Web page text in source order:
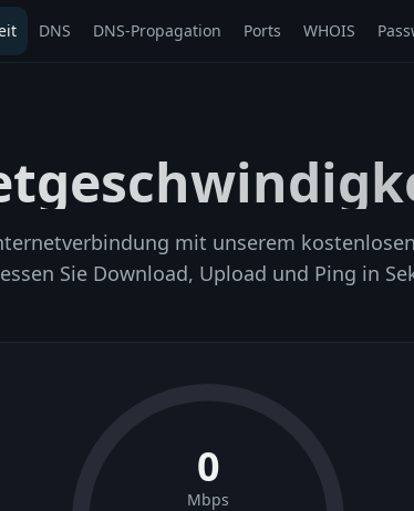
DNS DNS-Propagation Ports WHOIS
mit unserem
Sie Download, Upload und Ping in
0
Mbps